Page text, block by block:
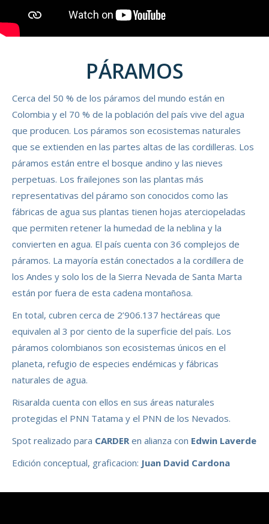
PÁRAMOS
Cerca del 50 % de los páramos del mundo están en
Colombia y el 70 % de la población del país vive del agua
que producen. Los páramos son ecosistemas naturales
que se extienden en las partes altas de las cordilleras. Los
páramos están entre el bosque andino y las nieves
perpetuas. Los frailejones son las plantas más
representativas del páramo son conocidos como las
fábricas de agua sus plantas tienen hojas aterciopeladas
que permiten retener la humedad de la neblina y la
convierten en agua. El país cuenta con 36 complejos de
páramos. La mayoría están conectados a la cordillera de
los Andes y solo los de la Sierra Nevada de Santa Marta
están por fuera de esta cadena montañosa.
En total, cubren cerca de 2’906.137 hectáreas que
equivalen al 3 por ciento de la superficie del país. Los
páramos colombianos son ecosistemas únicos en el
planeta, refugio de especies endémicas y fábricas
naturales de agua.
Risaralda cuenta con ellos en sus áreas naturales
protegidas el PNN Tatama y el PNN de los Nevados.
Spot realizado para CARDERen alianza con Edwin Laverde
Edición conceptual, graficacion: Juan David Cardona